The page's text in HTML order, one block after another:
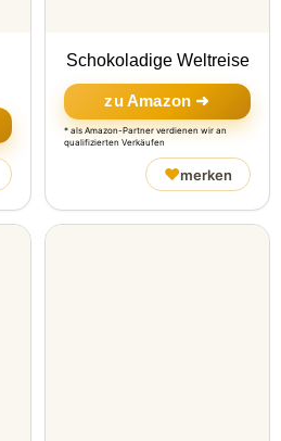
Schokoladige Weltreise
zu Amazon ➜
* als Amazon-Partner verdienen wir an
qualifizierten Verkäufen
♥merken